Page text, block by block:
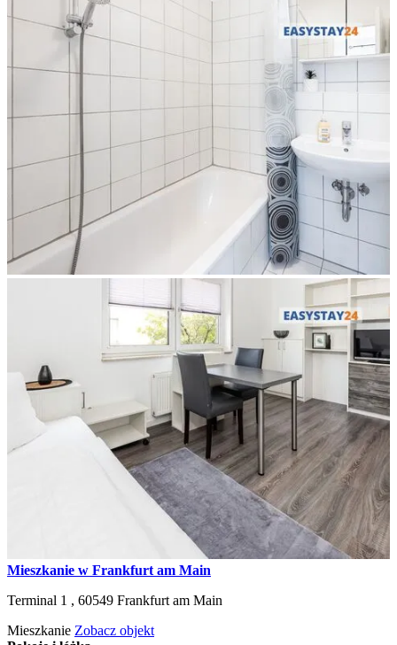
Mieszkanie w Frankfurt am Main
Terminal 1 , 60549 Frankfurt am Main
Mieszkanie Zobacz objekt